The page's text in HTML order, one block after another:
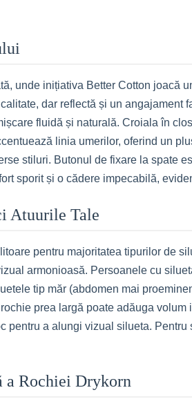
unde inițiativa Better Cotton joacă
dar reflectă și un angajament
fluidă și naturală. Croiala în
linia umerilor, oferind un
stiluri. Butonul de fixare la spate
sporit și o cădere impecabilă,
Atuurile Tale
pentru majoritatea tipurilor de
armonioasă. Persoanele cu
tip măr (abdomen mai
prea largă poate adăuga
pentru a alungi vizual silueta.
a Rochiei Drykorn